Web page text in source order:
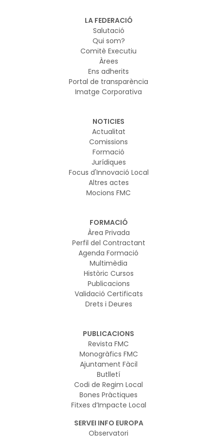
LA FEDERACIÓ
Salutació
Qui som?
Comitè Executiu
Àrees
Ens adherits
Portal de transparència
Imatge Corporativa
NOTICIES
Actualitat
Comissions
Formació
Jurídiques
Focus d'Innovació Local
Altres actes
Mocions FMC
FORMACIÓ
Àrea Privada
Perfil del Contractant
Agenda Formació
Multimèdia
Històric Cursos
Publicacions
Validació Certificats
Drets i Deures
PUBLICACIONS
Revista FMC
Monogràfics FMC
Ajuntament Fàcil
Butlletí
Codi de Regim Local
Bones Pràctiques
Fitxes d’Impacte Local
SERVEI INFO EUROPA
Observatori